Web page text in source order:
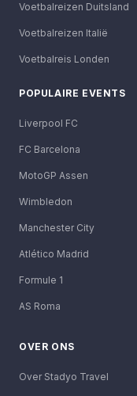
Voetbalreizen Duitsland
Voetbalreizen Italië
Voetbalreis Londen
POPULAIRE EVENTS
Liverpool FC
FC Barcelona
MotoGP Assen
Wimbledon
Manchester City
Atlético Madrid
Formule 1
AS Roma
OVER ONS
Over Stadyo Travel